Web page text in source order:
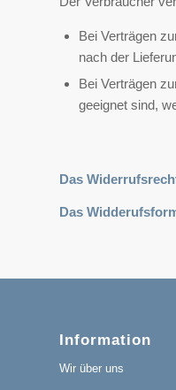
Bei Verträgen
nach der
Bei Verträgen
geeignet sind,
Das
Das
Information
Wir über uns